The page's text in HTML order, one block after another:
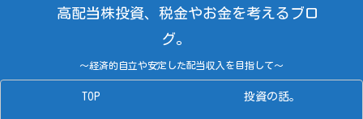
高配当株投資、税金やお金を考えるブロ
グ。
～経済的自立や安定した配当収入を目指して～
TOP 投資の話。